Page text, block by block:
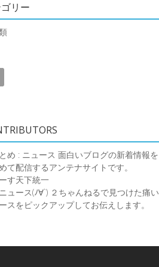
リー
め : ニュース 面白いブログの新着情報を
て配信するアンテナサイトです。
す天下統一
ュース(ﾉ∀`) ２ちゃんねるで見つけた痛い
スをピックアップしてお伝えします。